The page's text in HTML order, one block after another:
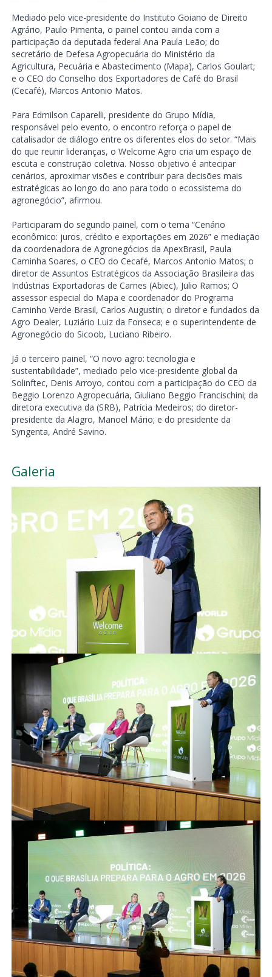
Mediado pelo vice-presidente do Instituto Goiano de Direito
Agrário, Paulo Pimenta, o painel contou ainda com a
participação da deputada federal Ana Paula Leão; do
secretário de Defesa Agropecuária do Ministério da
Agricultura, Pecuária e Abastecimento (Mapa), Carlos Goulart;
e o CEO do Conselho dos Exportadores de Café do Brasil
(Cecafé), Marcos Antonio Matos.
Para Edmilson Caparelli, presidente do Grupo Mídia,
responsável pelo evento, o encontro reforça o papel de
catalisador de diálogo entre os diferentes elos do setor. “Mais
do que reunir lideranças, o Welcome Agro cria um espaço de
escuta e construção coletiva. Nosso objetivo é antecipar
cenários, aproximar visões e contribuir para decisões mais
estratégicas ao longo do ano para todo o ecossistema do
agronegócio”, afirmou.
Participaram do segundo painel, com o tema “Cenário
econômico: juros, crédito e exportações em 2026” e mediação
da coordenadora de Agronegócios da ApexBrasil, Paula
Caminha Soares, o CEO do Cecafé, Marcos Antonio Matos; o
diretor de Assuntos Estratégicos da Associação Brasileira das
Indústrias Exportadoras de Carnes (Abiec), Julio Ramos; O
assessor especial do Mapa e coordenador do Programa
Caminho Verde Brasil, Carlos Augustin; o diretor e fundados da
Agro Dealer, Luziário Luiz da Fonseca; e o superintendente de
Agronegócio do Sicoob, Luciano Ribeiro.
Já o terceiro painel, “O novo agro: tecnologia e
sustentabilidade”, mediado pelo vice-presidente global da
Solinftec, Denis Arroyo, contou com a participação do CEO da
Beggio Lorenzo Agropecuária, Giuliano Beggio Francischini; da
diretora executiva da (SRB), Patrícia Medeiros; do diretor-
presidente da Alagro, Manoel Mário; e do presidente da
Syngenta, André Savino.
Galeria